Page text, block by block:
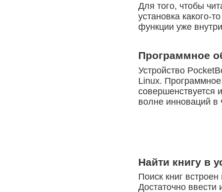
Для того, чтобы
установка какого-
функции уже
Программное
Устройство
Linux. Программное
совершенствуется
волне инноваций в
Найти книгу в
Поиск книг
Достаточно